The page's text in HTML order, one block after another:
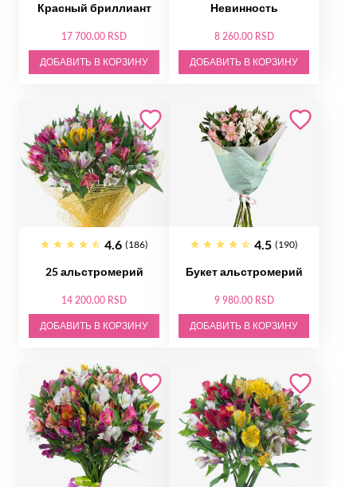
Красный бриллиант
17 700.00 RSD
ДОБАВИТЬ В КОРЗИНУ
Невинность
8 260.00 RSD
ДОБАВИТЬ В КОРЗИНУ
4.6 (186)
25 альстромерий
14 200.00 RSD
ДОБАВИТЬ В КОРЗИНУ
4.5 (190)
Букет альстромерий
9 980.00 RSD
ДОБАВИТЬ В КОРЗИНУ